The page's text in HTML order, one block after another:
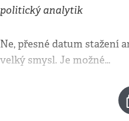
politický analytik
Ne, přesné datum stažení
velký smysl. Je možné…